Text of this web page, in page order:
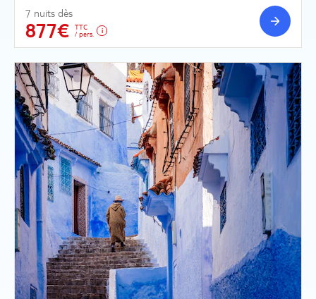
7 nuits dès
877€
TTC
/ pers.